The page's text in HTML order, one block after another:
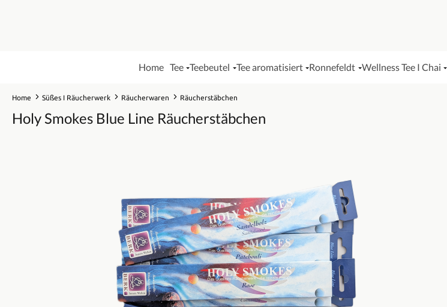
Home Tee Teebeutel Tee aromatisiert Ronnefeldt Wellness Tee I Chai
Home Süßes I Räucherwerk Räucherwaren Räucherstäbchen
Holy Smokes Blue Line Räucherstäbchen